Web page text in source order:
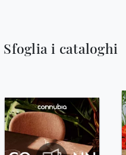
Sfoglia i cataloghi